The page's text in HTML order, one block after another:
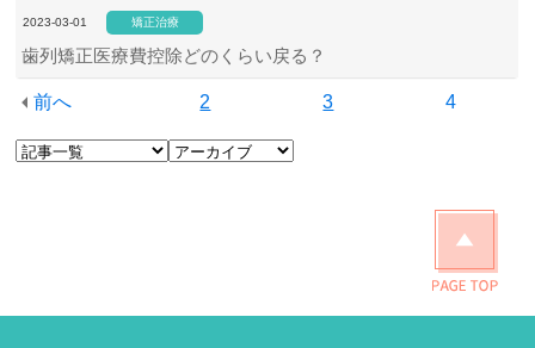
2023-03-01 矯正治療
歯列矯正医療費控除どのくらい戻る？
前へ 2 3 4